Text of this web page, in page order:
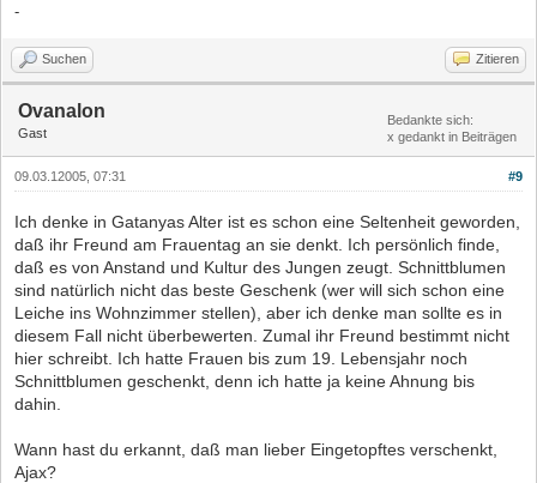
-
Suchen Zitieren
Ovanalon
Gast
Bedankte sich:
x gedankt in Beiträgen
#9
09.03.12005, 07:31
Ich denke in Gatanyas Alter ist es schon eine Seltenheit geworden,
daß ihr Freund am Frauentag an sie denkt. Ich persönlich finde,
daß es von Anstand und Kultur des Jungen zeugt. Schnittblumen
sind natürlich nicht das beste Geschenk (wer will sich schon eine
Leiche ins Wohnzimmer stellen), aber ich denke man sollte es in
diesem Fall nicht überbewerten. Zumal ihr Freund bestimmt nicht
hier schreibt. Ich hatte Frauen bis zum 19. Lebensjahr noch
Schnittblumen geschenkt, denn ich hatte ja keine Ahnung bis
dahin.
Wann hast du erkannt, daß man lieber Eingetopftes verschenkt,
Ajax?